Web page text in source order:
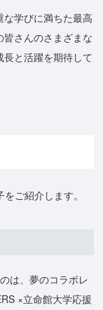
学びに満ちた最高
さんのさまざまな
と活躍を期待して
ご紹介します。
は、夢のコラボレ
×立命館大学応援